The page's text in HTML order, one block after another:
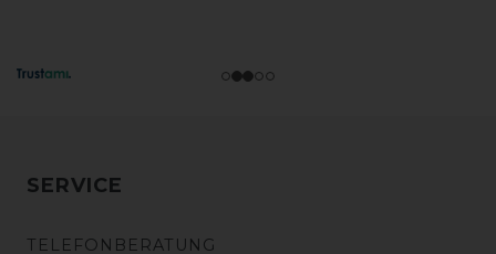
SERVICE
TELEFONBERATUNG